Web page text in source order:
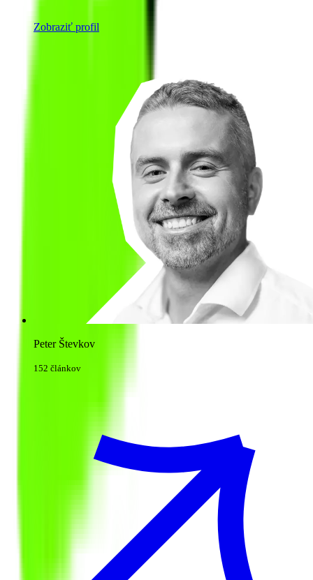
Zobraziť profil
Peter Števkov
152 článkov